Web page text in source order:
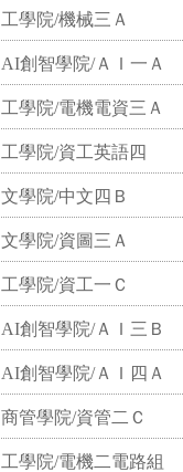
工學院/機械三Ａ
AI創智學院/ＡＩ一Ａ
工學院/電機電資三Ａ
工學院/資工英語四
文學院/中文四Ｂ
文學院/資圖三Ａ
工學院/資工一Ｃ
AI創智學院/ＡＩ三Ｂ
AI創智學院/ＡＩ四Ａ
商管學院/資管二Ｃ
工學院/電機二電路組